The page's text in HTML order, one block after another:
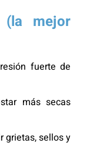
mejor
fuerte de
más secas
grietas, sellos y